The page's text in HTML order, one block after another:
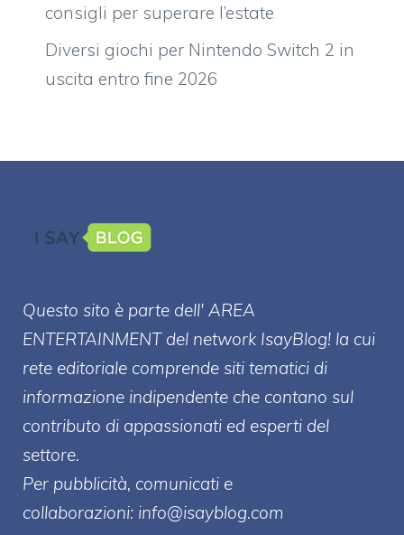
consigli per superare l’estate
Diversi giochi per Nintendo Switch 2 in
uscita entro fine 2026
Questo sito è parte dell' AREA
ENTERTAINMENT del network IsayBlog! la cui
rete editoriale comprende siti tematici di
informazione indipendente che contano sul
contributo di appassionati ed esperti del
settore.
Per pubblicità, comunicati e
collaborazioni: info@isayblog.com